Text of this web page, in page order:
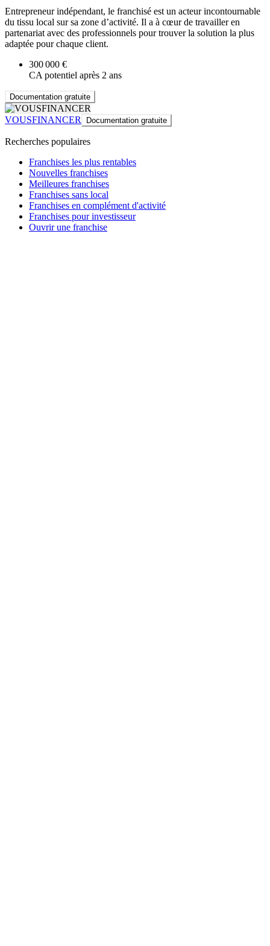
Entrepreneur indépendant, le franchisé est un acteur incontournable
du tissu local sur sa zone d’activité. Il a à cœur de travailler en
partenariat avec des professionnels pour trouver la solution la plus
adaptée pour chaque client.
300 000 €
CA potentiel après 2 ans
Documentation gratuite
VOUSFINANCER Documentation gratuite
Recherches populaires
Franchises les plus rentables
Nouvelles franchises
Meilleures franchises
Franchises sans local
Franchises en complément d'activité
Franchises pour investisseur
Ouvrir une franchise